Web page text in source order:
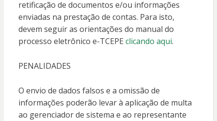
retificação de documentos e/ou informações
enviadas na prestação de contas. Para isto,
devem seguir as orientações do manual do
processo eletrônico e-TCEPE clicando aqui.
PENALIDADES
O envio de dados falsos e a omissão de
informações poderão levar à aplicação de multa
ao gerenciador de sistema e ao representante